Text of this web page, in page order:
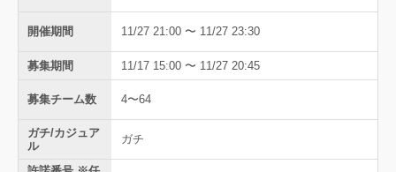
開催期間 11/27 21:00 〜 11/27 23:30
募集期間 11/17 15:00 〜 11/27 20:45
募集チーム数 4〜64
ガチ/カジュア
ル
ガチ